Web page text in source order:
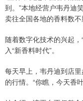
到。”本地经营户韦丹迪
卖往全国各地的香料数不
随着数字化技术的兴起
入“新香料时代”。
每天早上，韦丹迪到店
的行情。“你瞧，今天香